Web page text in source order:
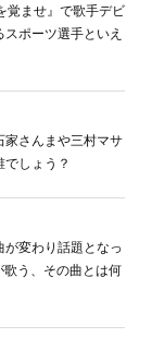
覚ませ』で歌手デビ
ポーツ選手といえ
家さんまや三村マサ
しょう？
が変わり話題となっ
う、その曲とは何